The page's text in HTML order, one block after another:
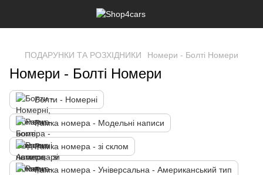
ПОДАРУНКИ ТА РОЗХІДНИКИ Номери - Болті Номери
Номери - Болті Номери
Болти - Номерні
Рамка номера - Модельні написи
Рамка номера - зі склом
Рамка номера - Універсальна - Американський тип